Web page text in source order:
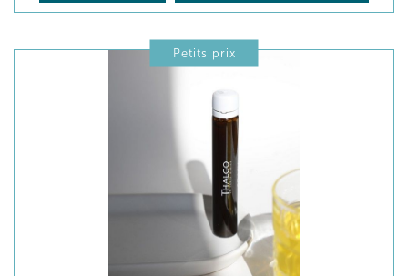
Petits prix